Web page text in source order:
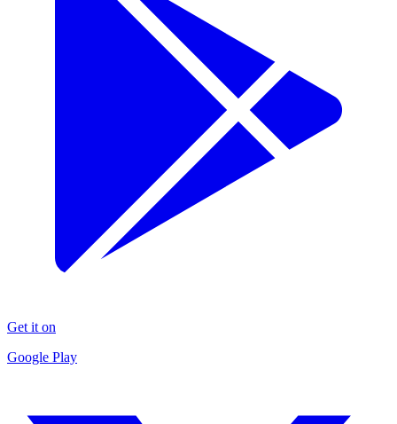
Get it on
Google Play